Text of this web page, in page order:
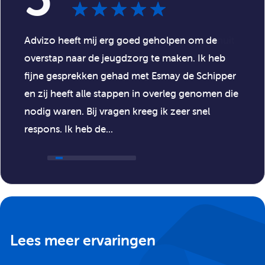
verder voorbereidt op toekomstige stappen in je
Advizo zorgt voor:
Persoonlijke begeleiding door een coach;
Toffe personeelsuitjes!
Advizo heeft mij erg goed geholpen om de
overstap naar de jeugdzorg te maken. Ik heb
fijne gesprekken gehad met Esmay de Schipper
en zij heeft alle stappen in overleg genomen die
nodig waren. Bij vragen kreeg ik zeer snel
respons. Ik heb de...
Lees meer ervaringen